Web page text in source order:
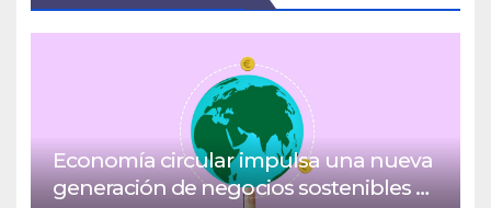
Economía circular impulsa una nueva
generación de negocios sostenibles y